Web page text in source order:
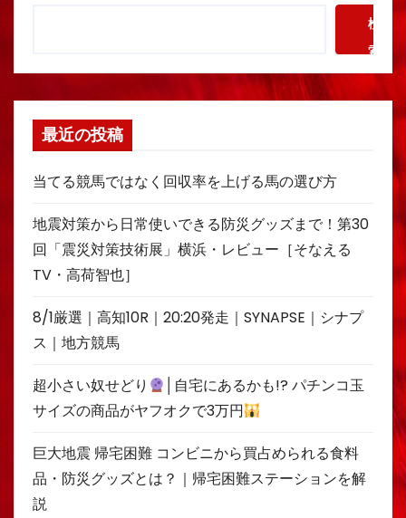
検
索
最近の投稿
当てる競馬ではなく回収率を上げる馬の選び方
地震対策から日常使いできる防災グッズまで！第30
回「震災対策技術展」横浜・レビュー［そなえる
TV・高荷智也］
8/1厳選｜高知10R｜20:20発走｜SYNAPSE｜シナプ
ス｜地方競馬
超小さい奴せどり
│自宅にあるかも!? パチンコ玉
サイズの商品がヤフオクで3万円
巨大地震 帰宅困難 コンビニから買占められる食料
品・防災グッズとは？｜帰宅困難ステーションを解
説